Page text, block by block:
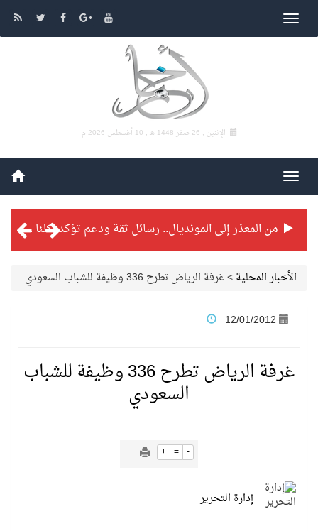
الإثنين , 26 صفر 1448 هـ , 10 أغسطس 2026 م
شراكة تطويرية مرتقبة بين التايكوندو السعودي والفرنسي
سيل الخير يروي ملاعب الكوكب
الأخبار المحلية>غرفة الرياض تطرح 336 وظيفة للشباب السعودي
12/01/2012
غرفة الرياض تطرح 336 وظيفة للشباب
السعودي
+ = -
إدارة التحرير